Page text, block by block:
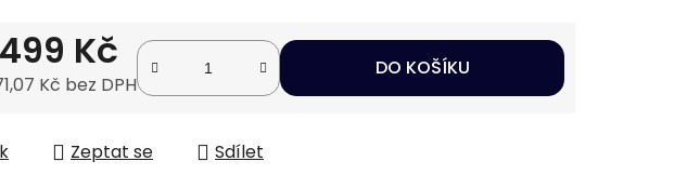
Kč
Kč bez DPH
DO KOŠÍKU
Zeptat se Sdílet